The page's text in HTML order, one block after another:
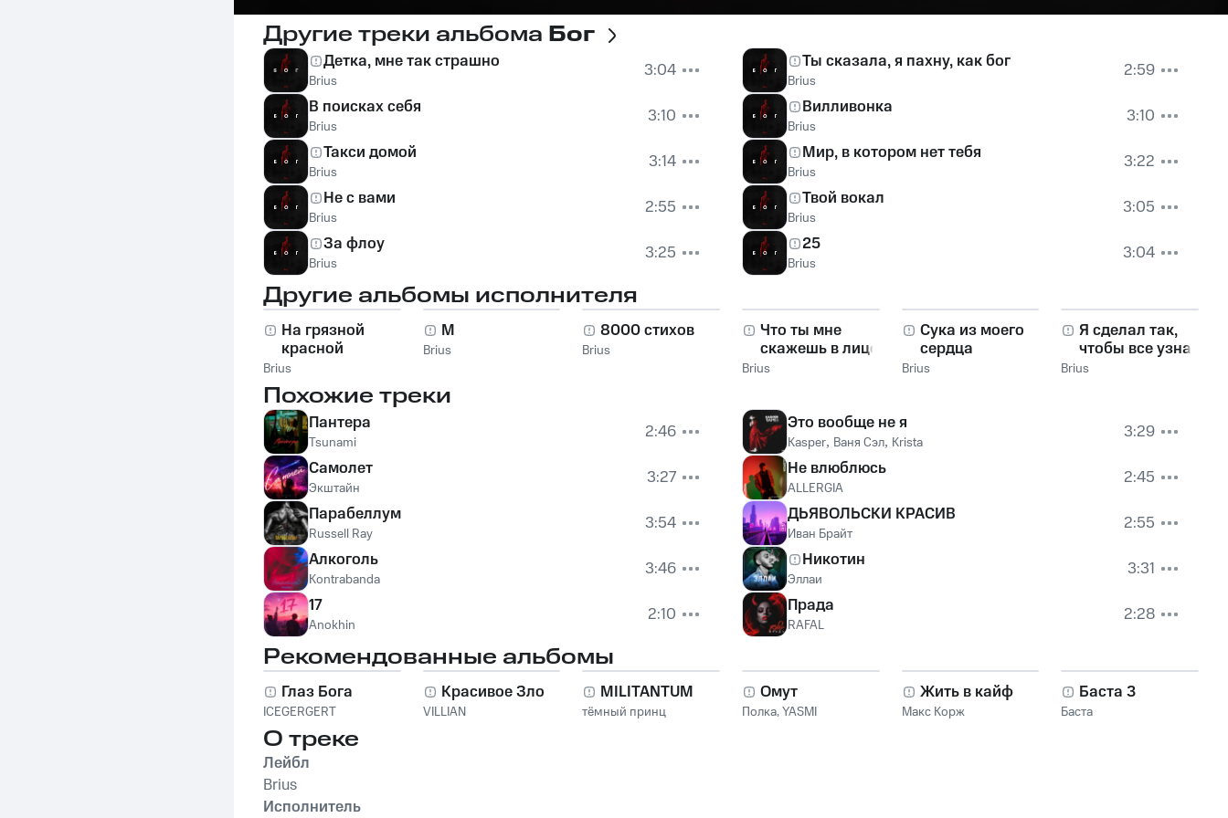
Другие треки альбома Бог
Детка, мне так страшно
Brius
3:04
В поисках себя
Brius
3:10
Такси домой
Brius
3:14
Не с вами
Brius
2:55
За флоу
Brius 3:25
Ты сказала, я пахну, как бог
Brius
2:59
Вилливонка
Brius
3:10
Мир, в котором нет тебя
Brius
3:22
Твой вокал
Brius
3:05
25
Brius 3:04
Другие альбомы исполнителя
На грязной
красной
Brius
M
Brius
8000 стихов
Brius
Что ты мне
скажешь в лицо?
Brius
Сука из моего
сердца
Brius
Я сделал так,
чтобы все узнали
кто я
Brius
Похожие треки
Пантера
Tsunami
2:46
Самолет
Экштайн
3:27
Парабеллум
Russell Ray
3:54
Алкоголь
Kontrabanda
3:46
17
Anokhin 2:10
Это вообще не я
Kasper, Ваня Сэл, Krista
3:29
Не влюблюсь
ALLERGIA
2:45
ДЬЯВОЛЬСКИ КРАСИВ
Иван Брайт
2:55
Никотин
Эллаи
3:31
Прада
RAFAL 2:28
Рекомендованные альбомы
Глаз Бога
ICEGERGERT
Красивое Зло
VILLIAN
MILITANTUM
тёмный принц
Омут
Полка,YASMI
Жить в кайф
Макс Корж
Баста 3
Баста
О треке
Лейбл
Brius
Исполнитель